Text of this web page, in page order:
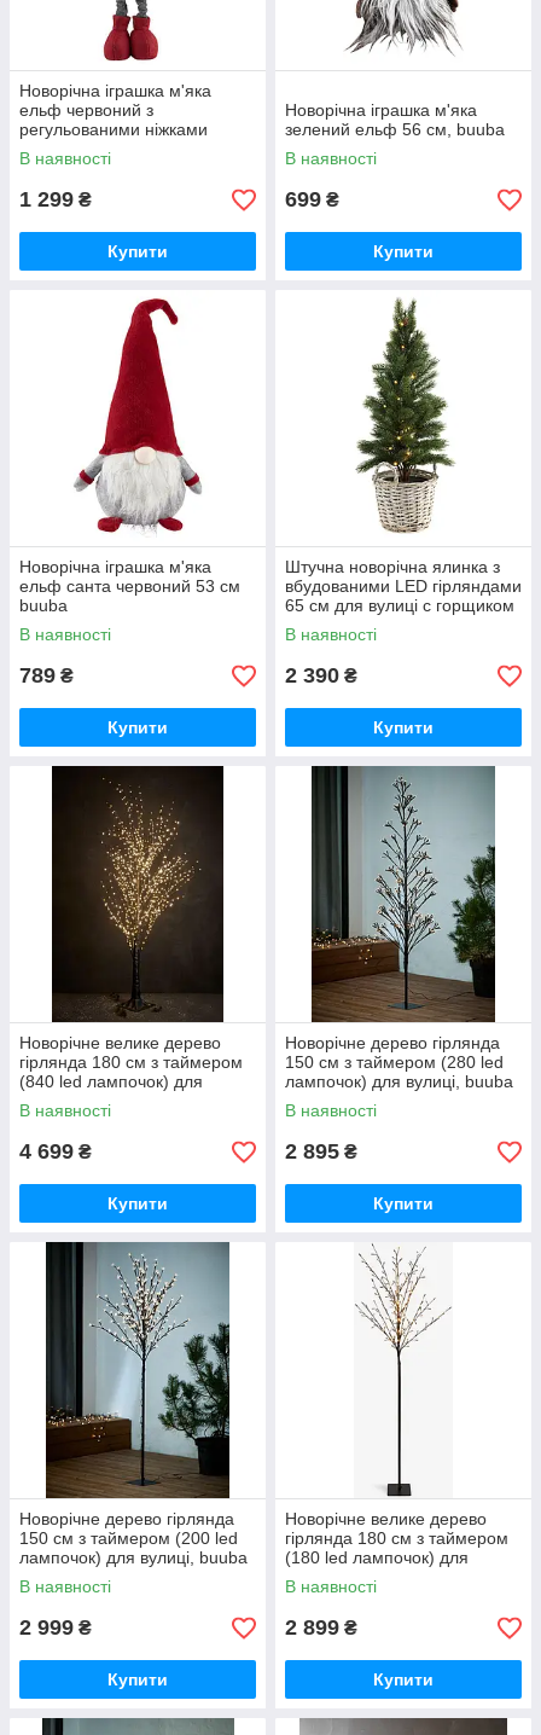
Новорічна іграшка м'яка
ельф червоний з
регульованими ніжками
червоний (95 см) buuba
В наявності
1 299 ₴
Купити
Новорічна іграшка м'яка
зелений ельф 56 см, buuba
В наявності
699 ₴
Купити
Новорічна іграшка м'яка
ельф санта червоний 53 см
buuba
В наявності
789 ₴
Купити
Штучна новорічна ялинка з
вбудованими LED гірляндами
65 см для вулиці с горщиком
buuba
В наявності
2 390 ₴
Купити
Новорічне велике дерево
гірлянда 180 см з таймером
(840 led лампочок) для
вулиці, buuba
В наявності
4 699 ₴
Купити
Новорічне дерево гірлянда
150 см з таймером (280 led
лампочок) для вулиці, buuba
В наявності
2 895 ₴
Купити
Новорічне дерево гірлянда
150 см з таймером (200 led
лампочок) для вулиці, buuba
В наявності
2 999 ₴
Купити
Новорічне велике дерево
гірлянда 180 см з таймером
(180 led лампочок) для
вулиці, buuba
В наявності
2 899 ₴
Купити